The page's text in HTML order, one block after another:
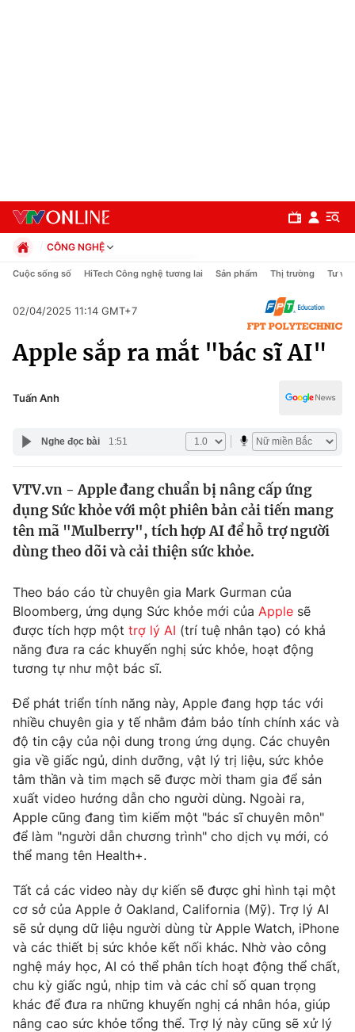
Chính trị
Xã hội
Pháp luật
Y tế
Thế giới
Thế giới đó đây
Câu chuyện quốc tế
Kinh tế
Tài chính
Thị trường
Dữ liệu và đời sống
Truyền hình
Phim VTV
Hậu trường
Nhân vật
Khán giả
Giải sao mai
Giải trí
Điện ảnh
Âm nhạc
Sao
Đời sống
Du lịch
Làm đẹp
Giáo dục
Tuyển sinh
Học trực tuyến
Công nghệ
Hitech Công nghệ tương lai
Sản phẩm
Thị trường
Tư vấn
Giao lưu trực tuyến
Lịch phát sóng
Chuyên mục khác
CÔNG NGHỆ
Chính trị
Pháp luật
Thể thao
Văn hóa - Giải trí
Đời sống
Cuộc sống số HiTech Công nghệ tương lai Sản phẩm Thị trường Tư vấn
02/04/2025 11:14 GMT+7
Apple sắp ra mắt "bác sĩ AI"
Tuấn Anh
Nghe đọc bài 1:51
VTV.vn - Apple đang chuẩn bị nâng cấp ứng
dụng Sức khỏe với một phiên bản cải tiến mang
tên mã "Mulberry", tích hợp AI để hỗ trợ người
dùng theo dõi và cải thiện sức khỏe.
Theo báo cáo từ chuyên gia Mark Gurman của
Bloomberg, ứng dụng Sức khỏe mới của Apple sẽ
được tích hợp một trợ lý AI (trí tuệ nhân tạo) có khả
năng đưa ra các khuyến nghị sức khỏe, hoạt động
tương tự như một bác sĩ.
Để phát triển tính năng này, Apple đang hợp tác với
nhiều chuyên gia y tế nhằm đảm bảo tính chính xác và
độ tin cậy của nội dung trong ứng dụng. Các chuyên
gia về giấc ngủ, dinh dưỡng, vật lý trị liệu, sức khỏe
tâm thần và tim mạch sẽ được mời tham gia để sản
xuất video hướng dẫn cho người dùng. Ngoài ra,
Apple cũng đang tìm kiếm một "bác sĩ chuyên môn"
để làm "người dẫn chương trình" cho dịch vụ mới, có
thể mang tên Health+.
Tất cả các video này dự kiến sẽ được ghi hình tại một
cơ sở của Apple ở Oakland, California (Mỹ). Trợ lý AI
sẽ sử dụng dữ liệu người dùng từ Apple Watch, iPhone
và các thiết bị sức khỏe kết nối khác. Nhờ vào công
nghệ máy học, AI có thể phân tích hoạt động thể chất,
chu kỳ giấc ngủ, nhịp tim và các chỉ số quan trọng
khác để đưa ra những khuyến nghị cá nhân hóa, giúp
nâng cao sức khỏe tổng thể. Trợ lý này cũng sẽ xử lý